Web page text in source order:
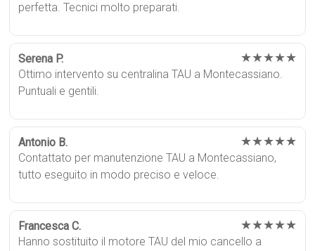
perfetta. Tecnici molto preparati.
Serena P. ★★★★★
Ottimo intervento su centralina TAU a Montecassiano.
Puntuali e gentili.
Antonio B. ★★★★★
Contattato per manutenzione TAU a Montecassiano,
tutto eseguito in modo preciso e veloce.
Francesca C. ★★★★★
Hanno sostituito il motore TAU del mio cancello a